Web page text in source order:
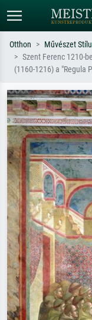
Alap
szerint – pl. Monet,
impresszionizmus,
akt.
Otthon Művészet
Szent Ferenc 1210-
(1160-1216) a "Regula